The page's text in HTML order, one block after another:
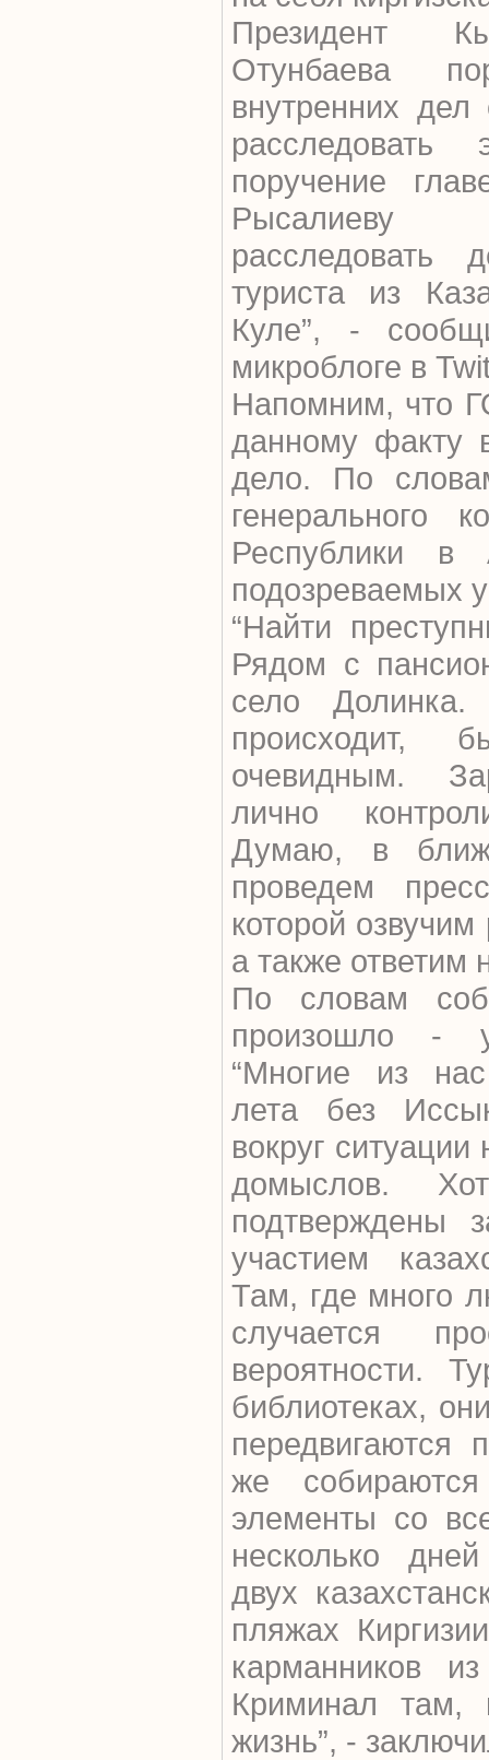
Президент
Отунбаева
внутренних дел
поручение
расследовать
туриста из
Куле”, -
микроблоге в
Напомним, что
данному факту
дело. По
генерального
Республики в
подозреваемых
“Найти
Рядом с
село
происходит,
очевидным.
лично
Думаю, в
проведем
которой
а также ответим
По словам
произошло -
“Многие из
лета без
вокруг
домыслов.
участием
Там, где много
случается
вероятности.
библиотеках,
же
элементы со
несколько
двух
пляжах
карманников
Криминал там,
жизнь”, -